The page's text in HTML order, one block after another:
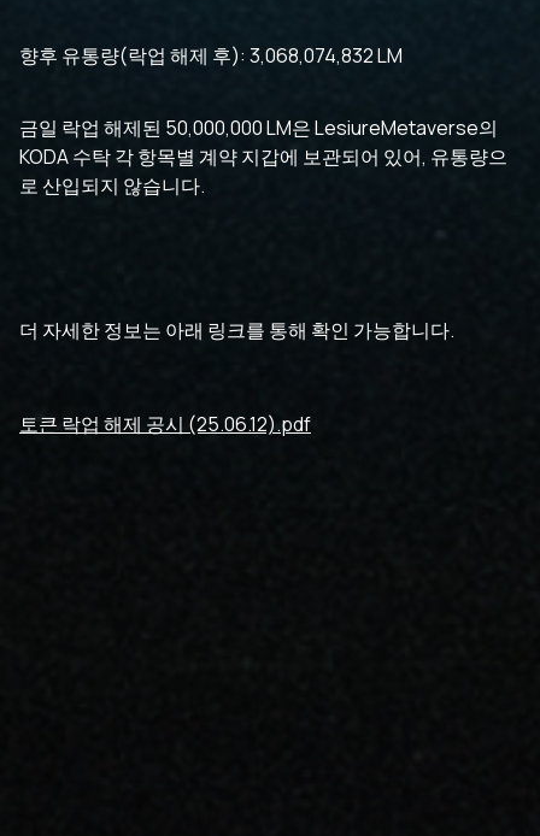
향후 유통량(락업 해제 후): 3,068,074,832 LM
금일 락업 해제된 50,000,000 LM은 LesiureMetaverse의
KODA 수탁 각 항목별 계약 지갑에 보관되어 있어, 유통량으
로 산입되지 않습니다.
더 자세한 정보는 아래 링크를 통해 확인 가능합니다.
토큰 락업 해제 공시 (25.06.12).pdf